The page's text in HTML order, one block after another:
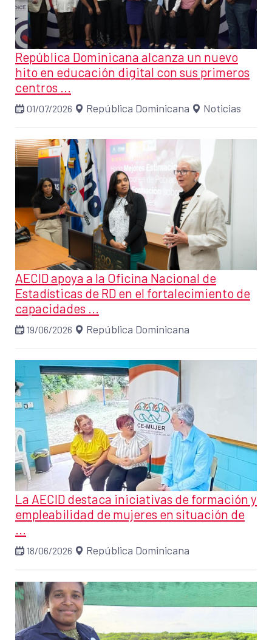
República Dominicana alcanza un nuevo
hito en educación digital con sus primeros
centros ...
01/07/2026 República Dominicana Noticias
AECID apoya a la Oficina Nacional de
Estadísticas de RD en el fortalecimiento de
capacidades ...
19/06/2026 República Dominicana
La AECID destaca iniciativas de formación y
empleabilidad de mujeres en situación de
...
18/06/2026 República Dominicana